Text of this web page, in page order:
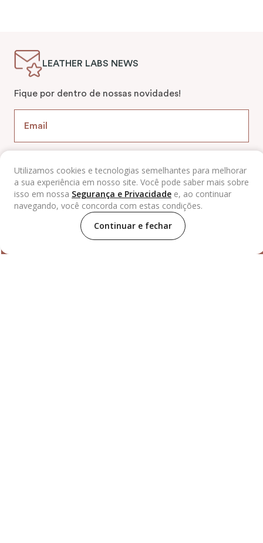
Utilizamos cookies e tecnologias semelhantes para melhorar
a sua experiência em nosso site. Você pode saber mais sobre
isso em nossa Segurança e Privacidade e, ao continuar
navegando, você concorda com estas condições.
Continuar e fechar
LEATHER LABS NEWS
Fique por dentro de nossas novidades!
Cadastrar